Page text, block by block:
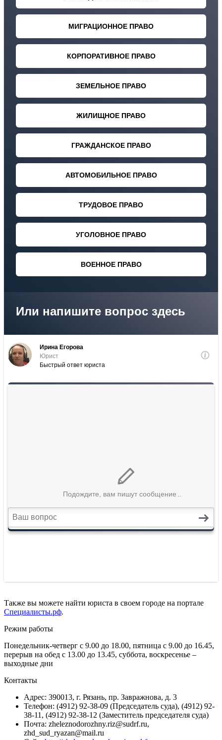
Также вы можете найти юриста в своем городе на портале
Специалисты.рф.
Режим работы
Понедельник-четверг с 9.00 до 18.00, пятница с 9.00 до 16.45,
перерыв на обед с 13.00 до 13.45, суббота, воскресенье –
выходные дни
Контакты
Адрес: 390013, г. Рязань, пр. Завражнова, д. 3
Телефон: (4912) 92-38-09 (Председатель суда), (4912) 92-
38-11, (4912) 92-38-12 (Заместитель председателя суда)
Почта: zheleznodorozhny.riz@sudrf.ru,
zhd_sud_ryazan@mail.ru